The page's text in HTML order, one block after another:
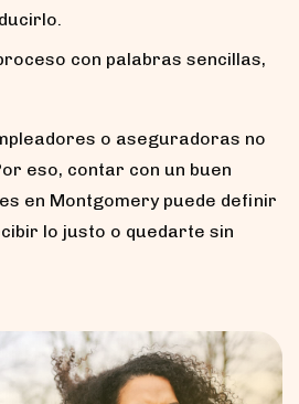
con palabras sencillas,
o aseguradoras no
eso, contar con un buen
en Montgomery puede definir
lo justo o quedarte sin